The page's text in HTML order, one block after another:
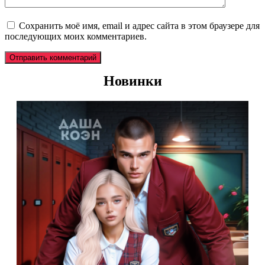
Сохранить моё имя, email и адрес сайта в этом браузере для
последующих моих комментариев.
Новинки